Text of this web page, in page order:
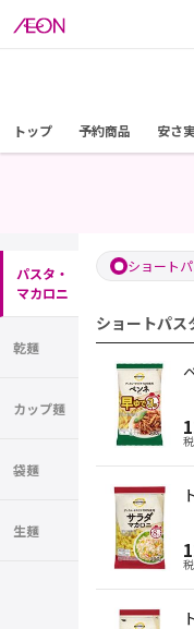
トップ 予約商品 安さ
パスタ・
マカロニ
乾麺
カップ麺
袋麺
生麺
ショート
ショートパス